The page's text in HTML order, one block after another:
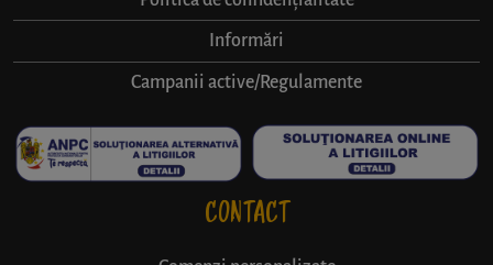
Informări
Campanii active/Regulamente
CONTACT